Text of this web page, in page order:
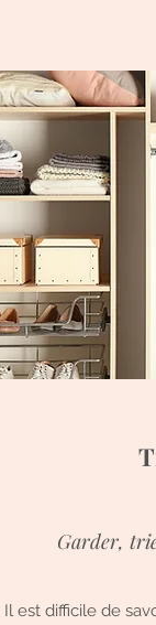
Garder,
Il est difficile de